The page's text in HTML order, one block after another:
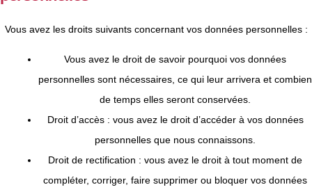
Vous avez les droits suivants concernant vos données personnelles :
Vous avez le droit de savoir pourquoi vos données
personnelles sont nécessaires, ce qui leur arrivera et combien
de temps elles seront conservées.
Droit d’accès : vous avez le droit d’accéder à vos données
personnelles que nous connaissons.
Droit de rectification : vous avez le droit à tout moment de
compléter, corriger, faire supprimer ou bloquer vos données